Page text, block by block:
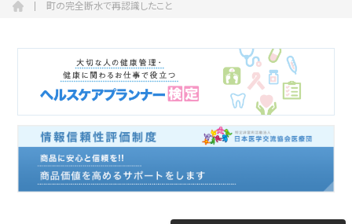
町の完全断水で再認識したこと